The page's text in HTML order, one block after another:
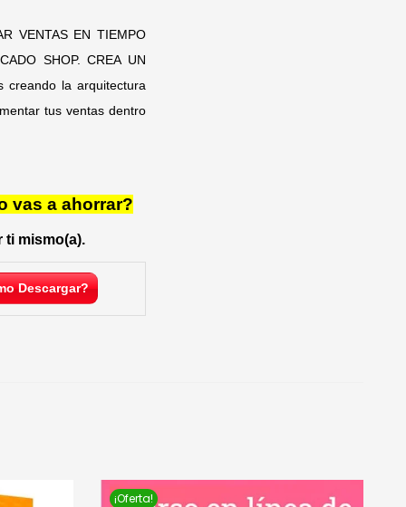
VENTAS EN TIEMPO
SHOP. CREA UN
creando la arquitectura
tus ventas dentro
vas a ahorrar?
ti mismo(a).
Descargar?
¡Oferta!